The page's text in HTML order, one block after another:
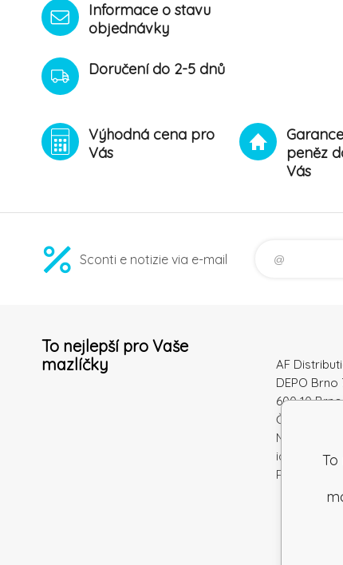
Informace o stavu
objednávky
Doručení do 2-5 dnů
Výhodná cena pro
Vás
peněz
Vás
Sconti e notizie via e-mail
To nejlepší pro Vaše
mazlíčky
AF
DEPO Brno
600 10 Brno
Česká
Numero di
Partita IVA: